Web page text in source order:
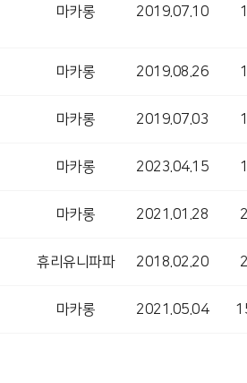
마카롱 2019.07.10
마카롱 2019.08.26
마카롱 2019.07.03
마카롱 2023.04.15
마카롱 2021.01.28
휴리유니파파 2018.02.20
마카롱 2021.05.04